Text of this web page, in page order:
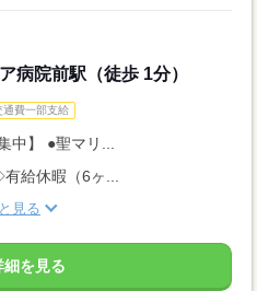
病院前駅（徒歩 1分）
通費一部支給
中】 ●聖マリ...
給休暇（6ヶ...
見る
細を見る